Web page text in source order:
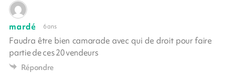
mardé 6 ans
Faudra être bien camarade avec qui de droit pour faire
partie de ces 20 vendeurs
Répondre